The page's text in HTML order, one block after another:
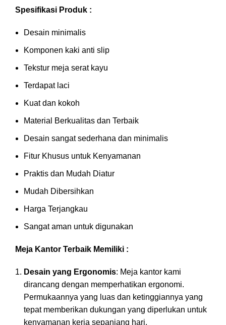
Spesifikasi Produk :
Desain minimalis
Komponen kaki anti slip
Tekstur meja serat kayu
Terdapat laci
Kuat dan kokoh
Material Berkualitas dan Terbaik
Desain sangat sederhana dan minimalis
Fitur Khusus untuk Kenyamanan
Praktis dan Mudah Diatur
Mudah Dibersihkan
Harga Terjangkau
Sangat aman untuk digunakan
Meja Kantor Terbaik Memiliki :
Desain yang Ergonomis: Meja kantor kami
dirancang dengan memperhatikan ergonomi.
Permukaannya yang luas dan ketinggiannya yang
tepat memberikan dukungan yang diperlukan untuk
kenyamanan kerja sepanjang hari.